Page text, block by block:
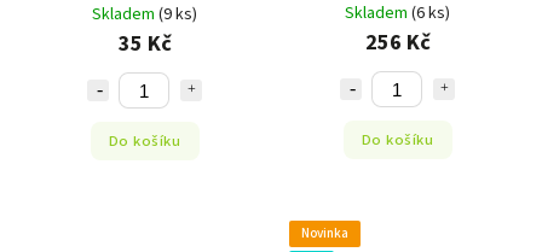
Skladem (9 ks)
35 Kč
Do košíku
Skladem (6 ks)
256 Kč
Do košíku
Novinka